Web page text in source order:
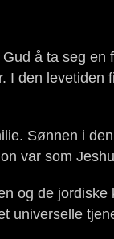
å ta seg en
I den levetiden
Sønnen i
var som
og de jordiske
universelle